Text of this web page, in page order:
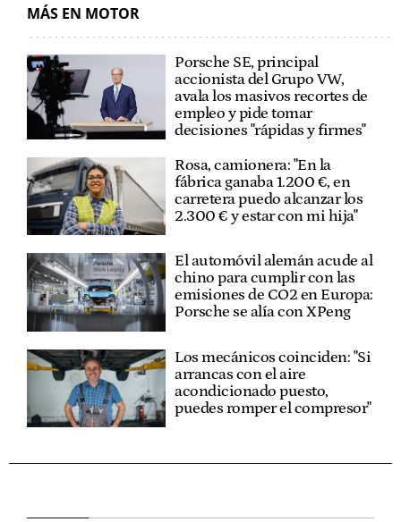
MÁS EN MOTOR
Porsche SE, principal
accionista del Grupo VW,
avala los masivos recortes de
empleo y pide tomar
decisiones "rápidas y firmes"
Rosa, camionera: "En la
fábrica ganaba 1.200 €, en
carretera puedo alcanzar los
2.300 € y estar con mi hija"
El automóvil alemán acude al
chino para cumplir con las
emisiones de CO2 en Europa:
Porsche se alía con XPeng
Los mecánicos coinciden: "Si
arrancas con el aire
acondicionado puesto,
puedes romper el compresor"